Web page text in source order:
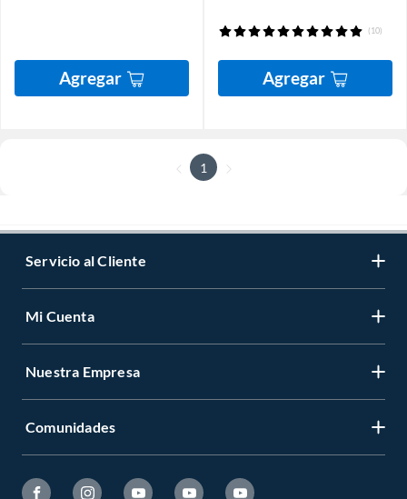
Agregar
(10)
Agregar
1
Servicio al Cliente
Mi Cuenta
Nuestra Empresa
Comunidades